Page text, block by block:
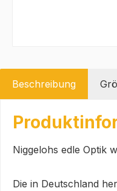
Beschreibung
Niggelohs edle Optik
Die in Deutschland